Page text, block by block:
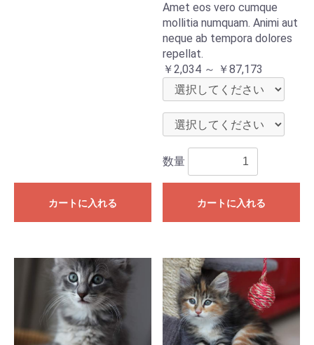
カートに入れる
Amet eos vero cumque
mollitia numquam. Animi aut
neque ab tempora dolores
repellat.
￥2,034 ～ ￥87,173
数量
カートに入れる